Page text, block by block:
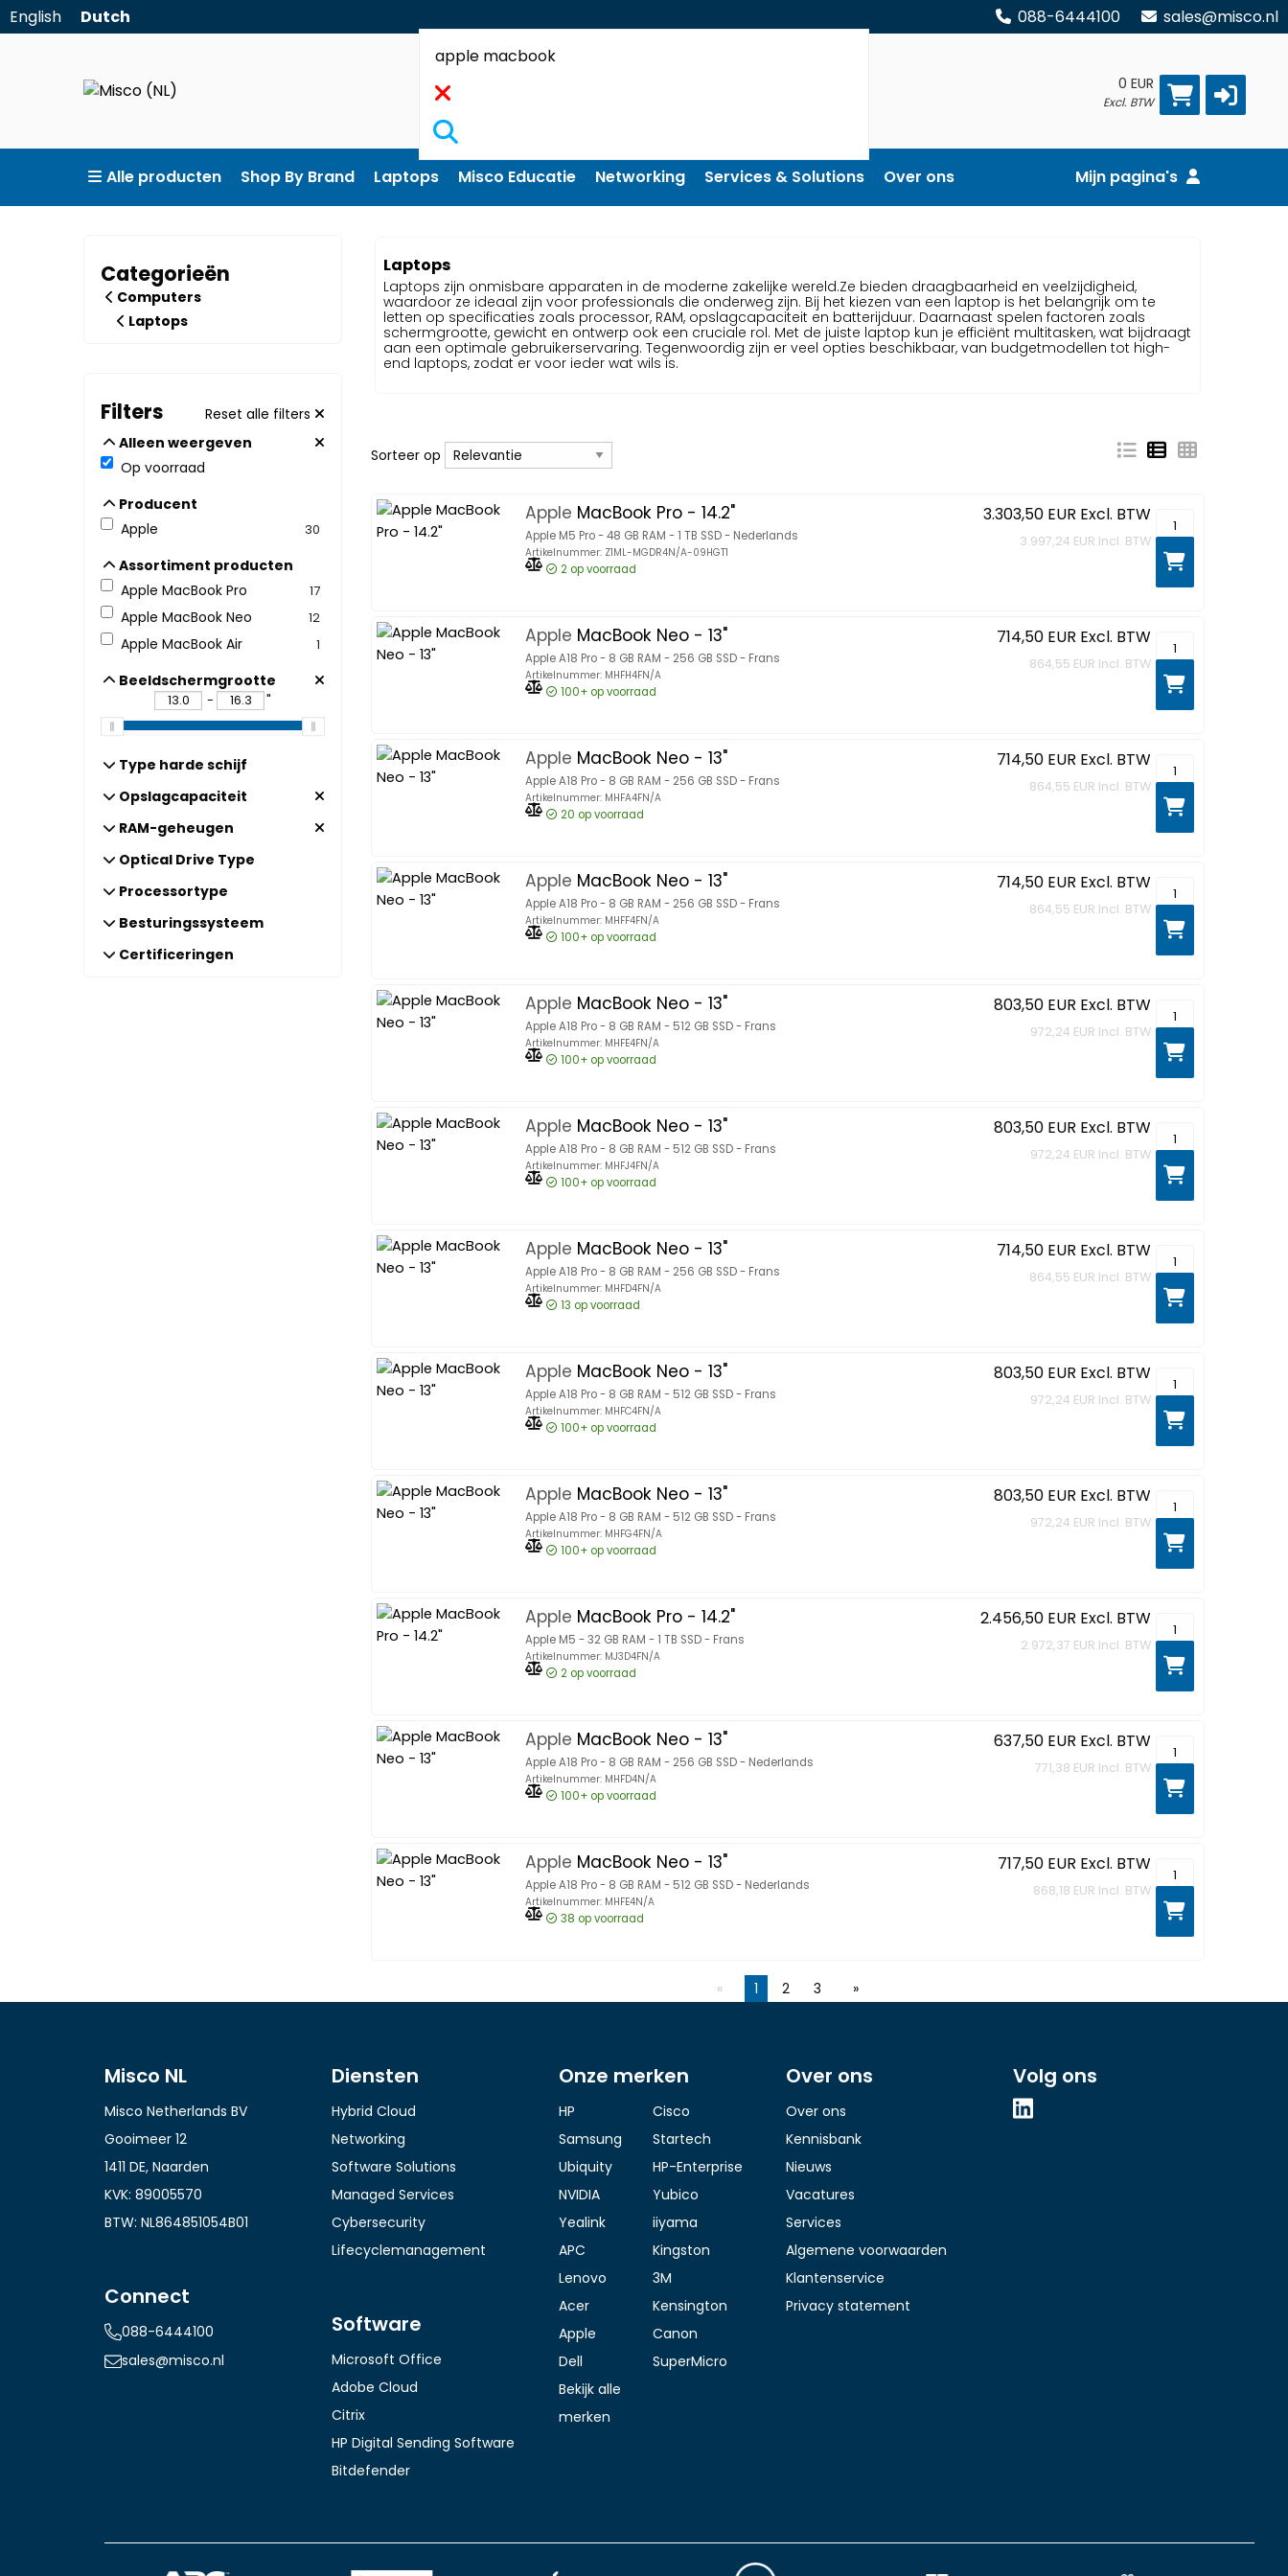
088-6444100 sales@misco.nl
English Dutch
0 EUR
Excl. BTW
Zoekopdracht
Alle producten Shop By Brand Laptops Misco Educatie Networking Services & Solutions Over ons Mijn pagina's
Categorieën
Computers
Laptops
Filters Reset alle filters
Alleen weergeven
Op voorraad
Producent
Apple
30
Assortiment producten
Assortiment producten
Apple MacBook Pro
17
Apple MacBook Neo 12
Apple MacBook Air 1
Beeldschermgrootte
- "
Type harde schijf
Opslagcapaciteit
Opslagcapaciteit
RAM-geheugen
Optical Drive Type
Optical Drive Type
Processortype
Besturingssysteem
Besturingssysteem
Certificeringen
Certificeringen
Laptops
Laptops zijn onmisbare apparaten in de moderne zakelijke wereld.Ze bieden draagbaarheid en veelzijdigheid,
waardoor ze ideaal zijn voor professionals die onderweg zijn. Bij het kiezen van een laptop is het belangrijk om te
letten op specificaties zoals processor, RAM, opslagcapaciteit en batterijduur. Daarnaast spelen factoren zoals
schermgrootte, gewicht en ontwerp ook een cruciale rol. Met de juiste laptop kun je efficiënt multitasken, wat bijdraagt
aan een optimale gebruikerservaring. Tegenwoordig zijn er veel opties beschikbaar, van budgetmodellen tot high-
end laptops, zodat er voor ieder wat wils is.
Sorteer op
Sorteer op
Apple MacBook Pro - 14.2"
Apple M5 Pro - 48 GB RAM - 1 TB SSD - Nederlands
Artikelnummer: Z1ML-MGDR4N/A-09HGT1
2 op voorraad
3.303,50 EUR Excl. BTW
3.997,24 EUR Incl. BTW
MacBook Pro -
Apple MacBook Neo - 13"
Apple A18 Pro - 8 GB RAM - 256 GB SSD - Frans
Artikelnummer: MHFH4FN/A
100+ op voorraad
714,50 EUR Excl. BTW
864,55 EUR Incl. BTW
MacBook Neo -
Apple MacBook Neo - 13"
Apple A18 Pro - 8 GB RAM - 256 GB SSD - Frans
Artikelnummer: MHFA4FN/A
20 op voorraad
714,50 EUR Excl. BTW
864,55 EUR Incl. BTW
MacBook Neo -
Apple MacBook Neo - 13"
Apple A18 Pro - 8 GB RAM - 256 GB SSD - Frans
Artikelnummer: MHFF4FN/A
100+ op voorraad
714,50 EUR Excl. BTW
864,55 EUR Incl. BTW
MacBook Neo -
Apple MacBook Neo - 13"
Apple A18 Pro - 8 GB RAM - 512 GB SSD - Frans
Artikelnummer: MHFE4FN/A
100+ op voorraad
803,50 EUR Excl. BTW
972,24 EUR Incl. BTW
MacBook Neo -
Apple MacBook Neo - 13"
Apple A18 Pro - 8 GB RAM - 512 GB SSD - Frans
Artikelnummer: MHFJ4FN/A
100+ op voorraad
803,50 EUR Excl. BTW
972,24 EUR Incl. BTW
MacBook Neo -
Apple MacBook Neo - 13"
Apple A18 Pro - 8 GB RAM - 256 GB SSD - Frans
Artikelnummer: MHFD4FN/A
13 op voorraad
714,50 EUR Excl. BTW
864,55 EUR Incl. BTW
MacBook Neo -
Apple MacBook Neo - 13"
Apple A18 Pro - 8 GB RAM - 512 GB SSD - Frans
Artikelnummer: MHFC4FN/A
100+ op voorraad
803,50 EUR Excl. BTW
972,24 EUR Incl. BTW
MacBook Neo -
Apple MacBook Neo - 13"
Apple A18 Pro - 8 GB RAM - 512 GB SSD - Frans
Artikelnummer: MHFG4FN/A
100+ op voorraad
803,50 EUR Excl. BTW
972,24 EUR Incl. BTW
MacBook Neo -
Apple MacBook Pro - 14.2"
Apple M5 - 32 GB RAM - 1 TB SSD - Frans
Artikelnummer: MJ3D4FN/A
2 op voorraad
2.456,50 EUR Excl. BTW
2.972,37 EUR Incl. BTW
MacBook Pro -
Apple MacBook Neo - 13"
Apple A18 Pro - 8 GB RAM - 256 GB SSD - Nederlands
Artikelnummer: MHFD4N/A
100+ op voorraad
637,50 EUR Excl. BTW
771,38 EUR Incl. BTW
MacBook Neo -
Apple MacBook Neo - 13"
Apple A18 Pro - 8 GB RAM - 512 GB SSD - Nederlands
Artikelnummer: MHFE4N/A
38 op voorraad
717,50 EUR Excl. BTW
868,18 EUR Incl. BTW
MacBook Neo -
1 2 3
Misco NL
Misco Netherlands BV
Gooimeer 12
1411 DE, Naarden
KVK: 89005570
BTW: NL864851054B01
Connect
088-6444100
sales@misco.nl
Diensten
Hybrid Cloud
Networking
Software Solutions
Managed Services
Cybersecurity
Lifecyclemanagement
Software
Microsoft Office
Adobe Cloud
Citrix
HP Digital Sending Software
Bitdefender
Onze merken
HP
Cisco
Samsung
Startech
Ubiquity
HP-Enterprise
NVIDIA
Yubico
Yealink
iiyama
APC
Kingston
Lenovo
3M
Acer
Kensington
Apple
Canon
Dell
SuperMicro
Bekijk alle
merken
Over ons
Over ons
Kennisbank
Nieuws
Vacatures
Services
Algemene voorwaarden
Klantenservice
Privacy statement
Volg ons